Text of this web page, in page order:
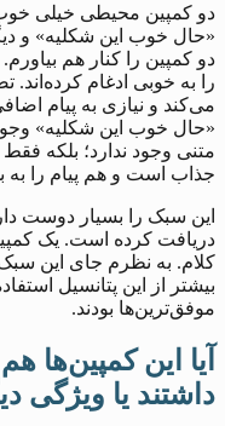
دو کمپین محیطی خیلی خوب
«حال خوب این شکلیه» و
دو کمپین را کنار هم
را به‌ خوبی ادغام کرده‌اند.
می‌کند و نیازی به پیام
«حال خوب این شکلیه»
متنی وجود ندارد؛ بلکه
جذاب است و هم پیام را
این سبک را بسیار دوست
دریافت کرده است. یک
کلام. به نظرم جای این
بیشتر از این پتانسیل
موفق‌ترین‌ها بودند.
آیا این کمپین‌ها
داشتند یا ویژگی